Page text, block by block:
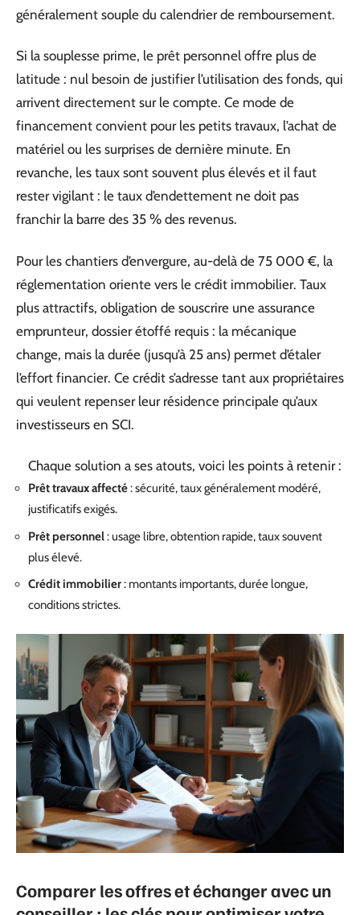
généralement souple du calendrier de remboursement.
Si la souplesse prime, le prêt personnel offre plus de
latitude : nul besoin de justifier l’utilisation des fonds, qui
arrivent directement sur le compte. Ce mode de
financement convient pour les petits travaux, l’achat de
matériel ou les surprises de dernière minute. En
revanche, les taux sont souvent plus élevés et il faut
rester vigilant : le taux d’endettement ne doit pas
franchir la barre des 35 % des revenus.
Pour les chantiers d’envergure, au-delà de 75 000 €, la
réglementation oriente vers le crédit immobilier. Taux
plus attractifs, obligation de souscrire une assurance
emprunteur, dossier étoffé requis : la mécanique
change, mais la durée (jusqu’à 25 ans) permet d’étaler
l’effort financier. Ce crédit s’adresse tant aux propriétaires
qui veulent repenser leur résidence principale qu’aux
investisseurs en SCI.
Chaque solution a ses atouts, voici les points à retenir :
Prêt travaux affecté: sécurité, taux généralement modéré,
justificatifs exigés.
Prêt personnel: usage libre, obtention rapide, taux souvent
plus élevé.
Crédit immobilier: montants importants, durée longue,
conditions strictes.
Comparer les offres et échanger avec un